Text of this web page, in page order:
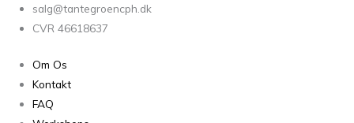
salg@tantegroencph.dk
CVR 46618637
Om Os
Kontakt
FAQ